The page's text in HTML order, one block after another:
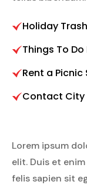
Holiday
Things To
Rent a Picnic
Contact City
Lorem ipsum
elit. Duis et
felis sapien sit